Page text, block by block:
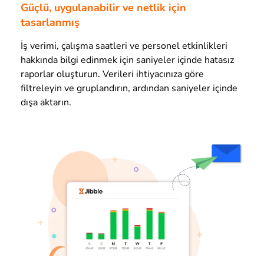
Güçlü, uygulanabilir ve netlik için
tasarlanmış
İş verimi, çalışma saatleri ve personel etkinlikleri
hakkında bilgi edinmek için saniyeler içinde hatasız
raporlar oluşturun. Verileri ihtiyacınıza göre
filtreleyin ve gruplandırın, ardından saniyeler içinde
dışa aktarın.